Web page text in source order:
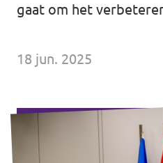
Doneer
Sprekersaanvraag
gaat om het
18 jun. 2025